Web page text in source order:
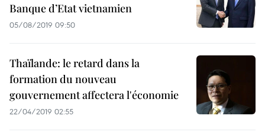
Banque d’Etat vietnamien
05/08/2019 09:50
Thaïlande: le retard dans la
formation du nouveau
gouvernement affectera l'économie
22/04/2019 02:55